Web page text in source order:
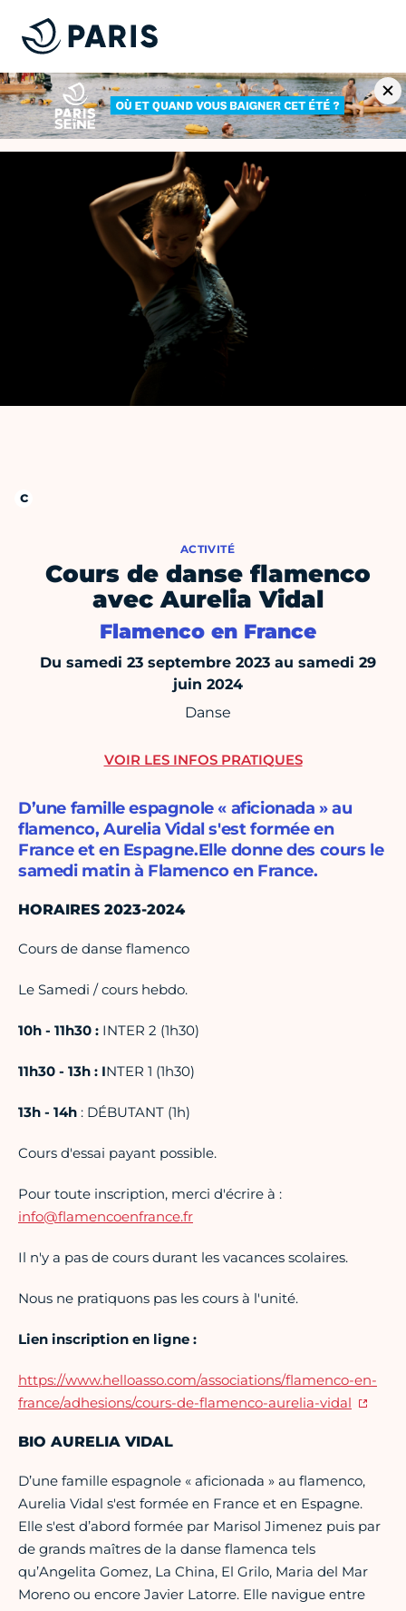
ACTIVITÉ
Cours de danse flamenco
avec Aurelia Vidal
Flamenco en France
Du samedi 23 septembre 2023 au samedi 29
juin 2024
Danse
D’une famille espagnole « aficionada » au
flamenco, Aurelia Vidal s'est formée en
France et en Espagne.Elle donne des cours le
samedi matin à Flamenco en France.
HORAIRES 2023-2024
Cours de danse flamenco
Le Samedi / cours hebdo.
10h - 11h30 : INTER 2 (1h30)
11h30 - 13h : INTER 1 (1h30)
13h - 14h : DÉBUTANT (1h)
Cours d'essai payant possible.
Pour toute inscription, merci d'écrire à :
info@flamencoenfrance.fr
Il n'y a pas de cours durant les vacances scolaires.
Nous ne pratiquons pas les cours à l'unité.
Lien inscription en ligne :
https://www.helloasso.com/associations/flamenco-en-
france/adhesions/cours-de-flamenco-aurelia-vidal
BIO AURELIA VIDAL
D’une famille espagnole « aficionada » au flamenco,
Aurelia Vidal s'est formée en France et en Espagne.
Elle s'est d’abord formée par Marisol Jimenez puis par
de grands maîtres de la danse flamenca tels
qu’Angelita Gomez, La China, El Grilo, Maria del Mar
Moreno ou encore Javier Latorre. Elle navigue entre
VOIR LES INFOS PRATIQUES